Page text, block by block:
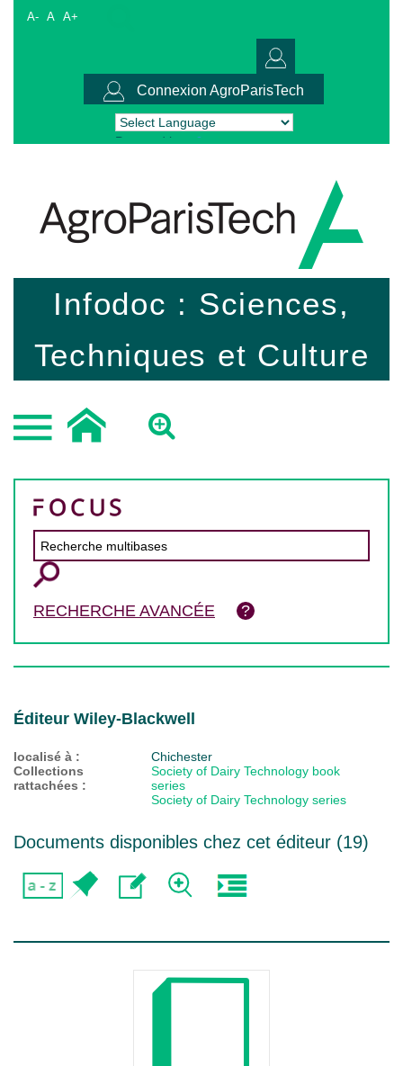
A- A A+
Connexion AgroParisTech
Powered by Translate
Infodoc : Sciences,
Techniques et Culture
RECHERCHE AVANCÉE
Éditeur Wiley-Blackwell
localisé à :
Chichester
Collections
rattachées :
Society of Dairy Technology book
series
Society of Dairy Technology series
Documents disponibles chez cet éditeur (19)